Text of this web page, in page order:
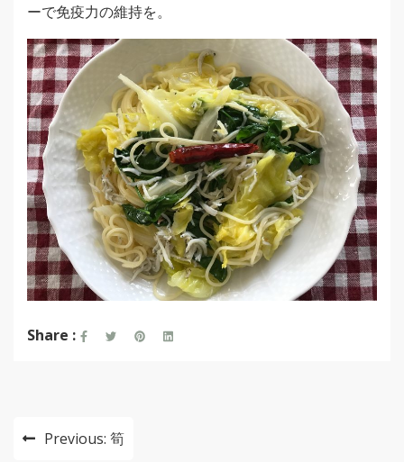
ーで免疫力の維持を。
Share :
投 Previous: 筍